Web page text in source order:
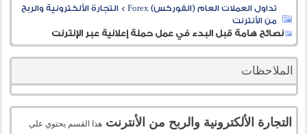
تداول العملات العام (الفوركس) Forex
>التجارة الألكترونية والربح
من الأنترنت
نصائح هامة قبل البدء في عمل حملة إعلانية عبر الإنترنت
الملاحظات
التجارة الألكترونية والربح من الأنترنت هذا القسم يحتوي علي